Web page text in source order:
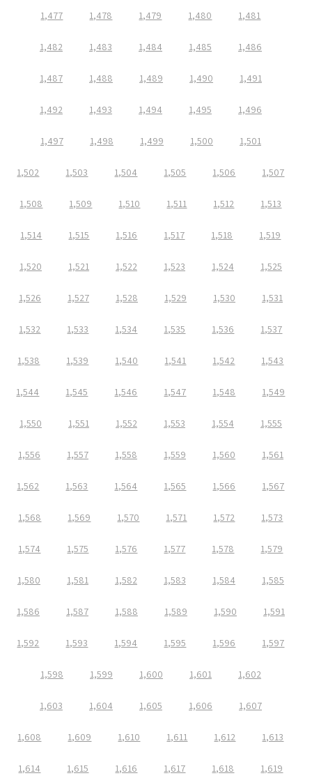
1,477 1,478 1,479 1,480 1,481
1,482 1,483 1,484 1,485 1,486
1,487 1,488 1,489 1,490 1,491
1,492 1,493 1,494 1,495 1,496
1,497 1,498 1,499 1,500 1,501
1,502 1,503 1,504 1,505 1,506 1,507
1,508 1,509 1,510 1,511 1,512 1,513
1,514 1,515 1,516 1,517 1,518 1,519
1,520 1,521 1,522 1,523 1,524 1,525
1,526 1,527 1,528 1,529 1,530 1,531
1,532 1,533 1,534 1,535 1,536 1,537
1,538 1,539 1,540 1,541 1,542 1,543
1,544 1,545 1,546 1,547 1,548 1,549
1,550 1,551 1,552 1,553 1,554 1,555
1,556 1,557 1,558 1,559 1,560 1,561
1,562 1,563 1,564 1,565 1,566 1,567
1,568 1,569 1,570 1,571 1,572 1,573
1,574 1,575 1,576 1,577 1,578 1,579
1,580 1,581 1,582 1,583 1,584 1,585
1,586 1,587 1,588 1,589 1,590 1,591
1,592 1,593 1,594 1,595 1,596 1,597
1,598 1,599 1,600 1,601 1,602
1,603 1,604 1,605 1,606 1,607
1,608 1,609 1,610 1,611 1,612 1,613
1,614 1,615 1,616 1,617 1,618 1,619